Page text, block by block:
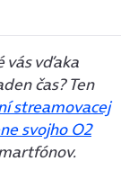
vás vďaka
čas? Ten
streamovacej
svojho O2